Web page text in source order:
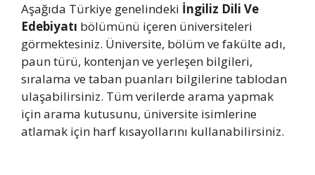
Aşağıda Türkiye genelindeki İngiliz Dili Ve
Edebiyatı bölümünü içeren üniversiteleri
görmektesiniz. Üniversite, bölüm ve fakülte adı,
paun türü, kontenjan ve yerleşen bilgileri,
sıralama ve taban puanları bilgilerine tablodan
ulaşabilirsiniz. Tüm verilerde arama yapmak
için arama kutusunu, üniversite isimlerine
atlamak için harf kısayollarını kullanabilirsiniz.